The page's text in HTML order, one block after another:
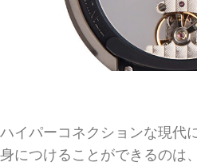
ハイパーコネクションな現代
身につけることができるのは